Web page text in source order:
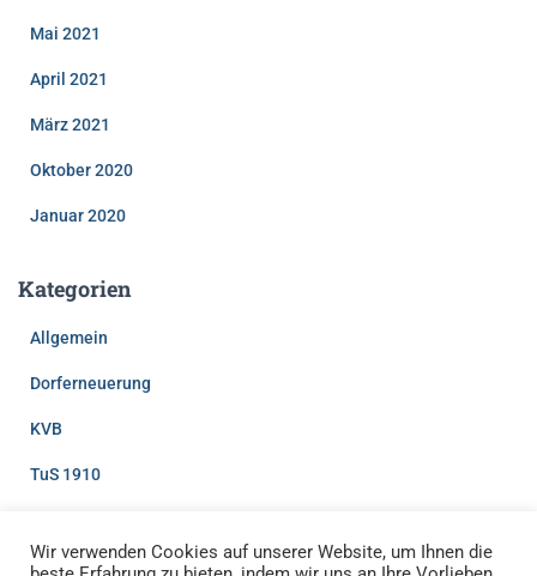
Mai 2021
April 2021
März 2021
Oktober 2020
Januar 2020
Kategorien
Allgemein
Dorferneuerung
KVB
TuS 1910
Wir verwenden Cookies auf unserer Website, um Ihnen die